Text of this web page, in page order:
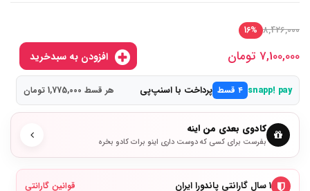
8,426,000
16%
7,100,000 تومان
snapp! pay ۴ قسط پرداخت با اسنپ‌پی هر قسط 1,775,000 تومان
کادوی بعدی من اینه
بفرست برای کسی که دوست داری اینو برات کادو بخره
۱ سال گارانتی پاندورا ایران قوانین گارانتی